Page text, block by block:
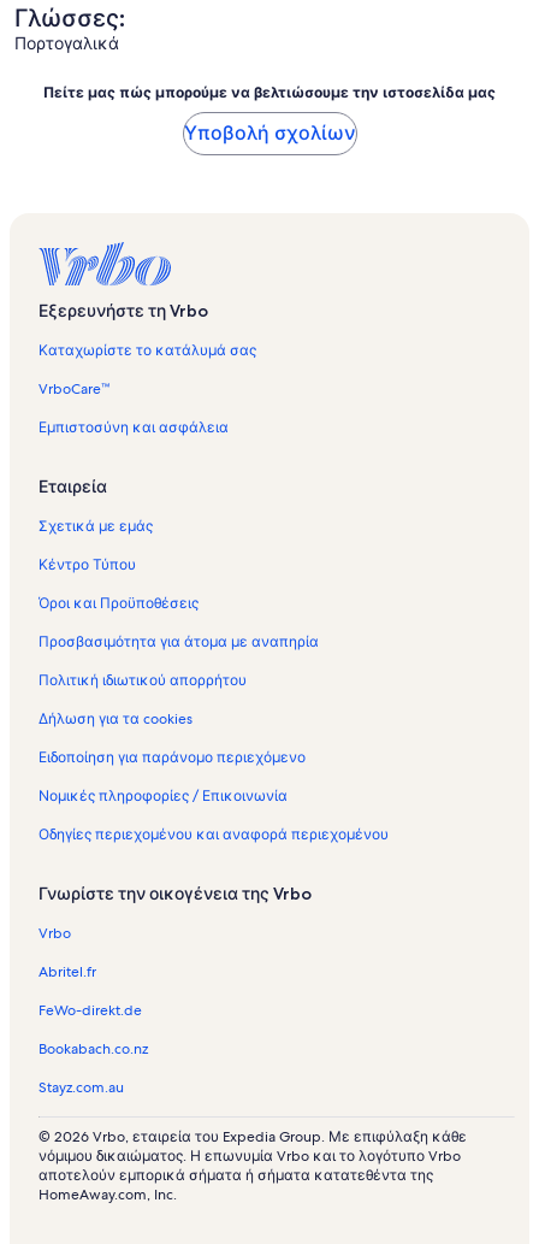
Γλώσσες:
Πορτογαλικά
Πείτε μας πώς μπορούμε να βελτιώσουμε την ιστοσελίδα μας
Υποβολή σχολίων
Εξερευνήστε τη Vrbo
Καταχωρίστε το κατάλυμά σας
VrboCare™
Εμπιστοσύνη και ασφάλεια
Εταιρεία
Σχετικά με εμάς
Κέντρο Τύπου
Όροι και Προϋποθέσεις
Προσβασιμότητα για άτομα με αναπηρία
Πολιτική ιδιωτικού απορρήτου
Δήλωση για τα cookies
Ειδοποίηση για παράνομο περιεχόμενο
Νομικές πληροφορίες / Επικοινωνία
Οδηγίες περιεχομένου και αναφορά περιεχομένου
Γνωρίστε την οικογένεια της Vrbo
Vrbo
Abritel.fr
FeWo-direkt.de
Bookabach.co.nz
Stayz.com.au
© 2026 Vrbo, εταιρεία του Expedia Group. Με επιφύλαξη κάθε
νόμιμου δικαιώματος. Η επωνυμία Vrbo και το λογότυπο Vrbo
αποτελούν εμπορικά σήματα ή σήματα κατατεθέντα της
HomeAway.com, Inc.